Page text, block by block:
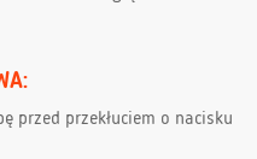
przed przekłuciem o nacisku